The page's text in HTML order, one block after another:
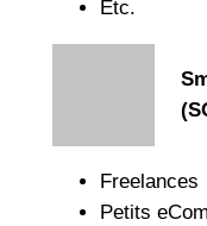
Etc.
Freelances
Petits